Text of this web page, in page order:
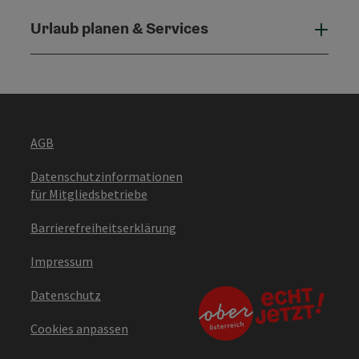
Urlaub planen & Services
AGB
Datenschutzinformationen
für Mitgliedsbetriebe
Barrierefreiheitserklärung
Impressum
Datenschutz
Cookies anpassen